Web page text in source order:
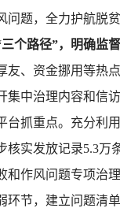
问题，全力护航脱
个路径”，明确监
友、资金挪用等热
集中治理内容和信
台抓重点。充分利
核实发放记录5.3万
和作风问题专项治
环节，建立问题清